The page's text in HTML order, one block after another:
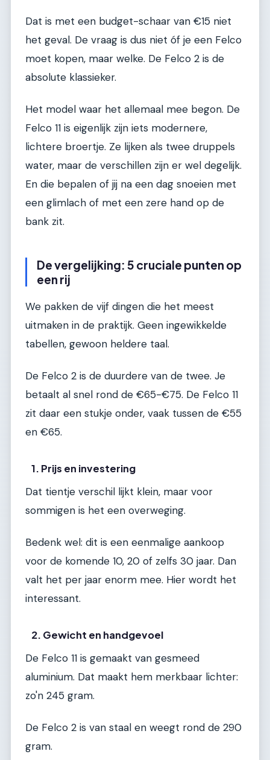
Dat is met een budget-schaar van €15 niet
het geval. De vraag is dus niet óf je een Felco
moet kopen, maar welke. De Felco 2 is de
absolute klassieker.
Het model waar het allemaal mee begon. De
Felco 11 is eigenlijk zijn iets modernere,
lichtere broertje. Ze lijken als twee druppels
water, maar de verschillen zijn er wel degelijk.
En die bepalen of jij na een dag snoeien met
een glimlach of met een zere hand op de
bank zit.
De vergelijking: 5 cruciale punten op
een rij
We pakken de vijf dingen die het meest
uitmaken in de praktijk. Geen ingewikkelde
tabellen, gewoon heldere taal.
De Felco 2 is de duurdere van de twee. Je
betaalt al snel rond de €65-€75. De Felco 11
zit daar een stukje onder, vaak tussen de €55
en €65.
1. Prijs en investering
Dat tientje verschil lijkt klein, maar voor
sommigen is het een overweging.
Bedenk wel: dit is een eenmalige aankoop
voor de komende 10, 20 of zelfs 30 jaar. Dan
valt het per jaar enorm mee. Hier wordt het
interessant.
2. Gewicht en handgevoel
De Felco 11 is gemaakt van gesmeed
aluminium. Dat maakt hem merkbaar lichter:
zo'n 245 gram.
De Felco 2 is van staal en weegt rond de 290
gram.